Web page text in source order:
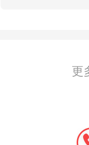
内
商
挂在外
，又存
更